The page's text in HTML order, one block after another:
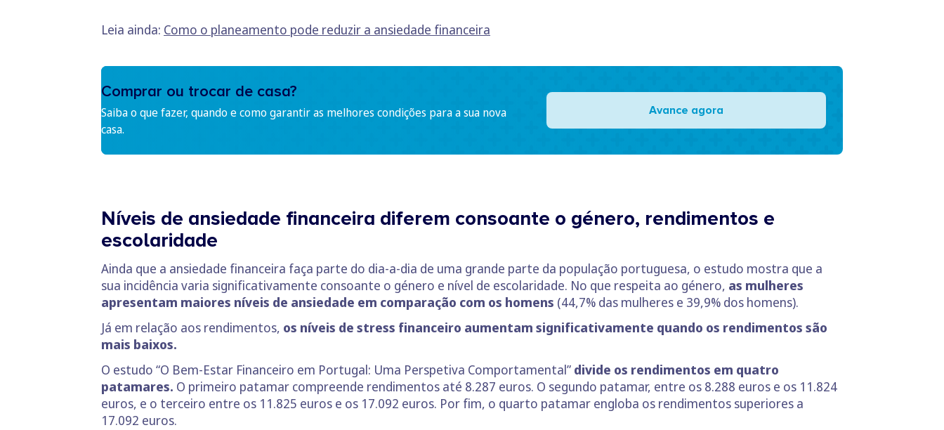
Leia ainda: Como o planeamento pode reduzir a ansiedade financeira
Comprar ou trocar de casa?
Saiba o que fazer, quando e como garantir as melhores condições para a sua nova
casa.
Avance agora
Níveis de ansiedade financeira diferem consoante o género, rendimentos e
escolaridade
Ainda que a ansiedade financeira faça parte do dia-a-dia de uma grande parte da população portuguesa, o estudo mostra que a
sua incidência varia significativamente consoante o género e nível de escolaridade. No que respeita ao género, as mulheres
apresentam maiores níveis de ansiedade em comparação com os homens (44,7% das mulheres e 39,9% dos homens).
Já em relação aos rendimentos, os níveis de stress financeiro aumentam significativamente quando os rendimentos são
mais baixos.
O estudo “O Bem-Estar Financeiro em Portugal: Uma Perspetiva Comportamental” divide os rendimentos em quatro
patamares. O primeiro patamar compreende rendimentos até 8.287 euros. O segundo patamar, entre os 8.288 euros e os 11.824
euros, e o terceiro entre os 11.825 euros e os 17.092 euros. Por fim, o quarto patamar engloba os rendimentos superiores a
17.092 euros.